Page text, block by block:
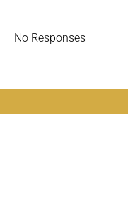
No Responses